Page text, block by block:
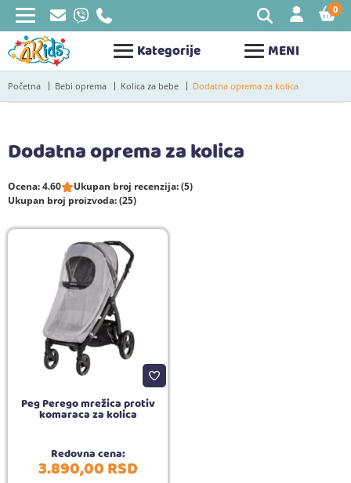
Kategorije MENI
0
Početna Bebi oprema Kolica za bebe Dodatna oprema za kolica
Dodatna oprema za kolica
Ocena: 4.60
Ukupan broj recenzija: (5)
Ukupan broj proizvoda: (25)
Peg Perego mrežica protiv
komaraca za kolica
Redovna cena:
3.890,00RSD